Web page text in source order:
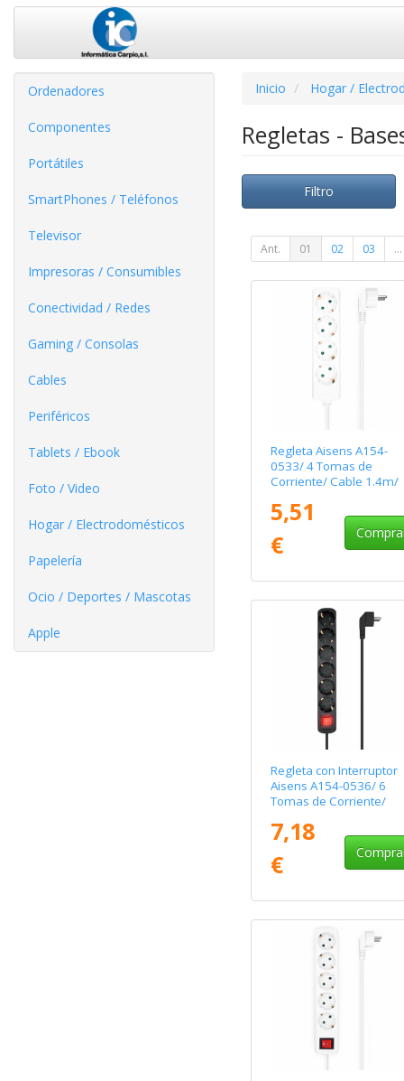
Ordenadores
Componentes
Portátiles
SmartPhones / Teléfonos
Televisor
Impresoras / Consumibles
Conectividad / Redes
Gaming / Consolas
Cables
Periféricos
Tablets / Ebook
Foto / Video
Hogar / Electrodomésticos
Papelería
Ocio / Deportes / Mascotas
Apple
Inicio Hogar /
Regletas -
Filtro
Ant. 01 02 03 ...
Regleta Aisens A154-
0533/ 4 Tomas de
Corriente/ Cable 1.4m/
5,51
€
Regleta con Interruptor
Aisens A154-0536/ 6
Tomas de Corriente/
7,18
€